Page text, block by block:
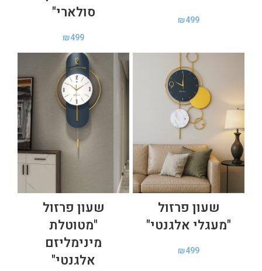
₪499
סולארי"
₪499
שעון פרזול
"מעגלי אלגנטי"
₪499
שעון פרזול
"מטוטלת
מינימליזם
אלגנטי"